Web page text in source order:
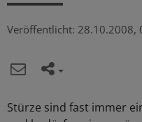
Veröffentlicht: 28.10.2008,
Stürze sind fast immer